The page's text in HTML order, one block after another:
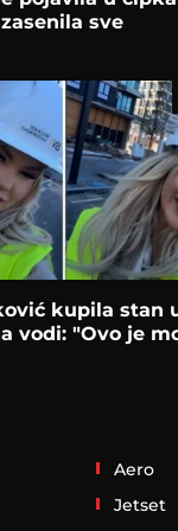
sve
kupila stan
vodi: "Ovo je
Aero
Jetset